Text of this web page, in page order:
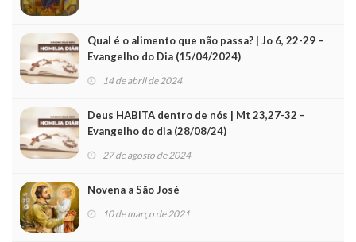
Qual é o alimento que não passa? | Jo 6, 22-29 –
Evangelho do Dia (15/04/2024)
14 de abril de 2024
Deus HABITA dentro de nós | Mt 23,27-32 –
Evangelho do dia (28/08/24)
27 de agosto de 2024
Novena a São José
10 de março de 2021